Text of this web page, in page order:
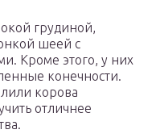
грудиной,
шеей с
Кроме этого, у них
конечности.
корова
отличнее